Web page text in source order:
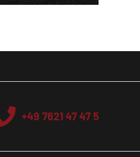
+49 7621 47 47 5